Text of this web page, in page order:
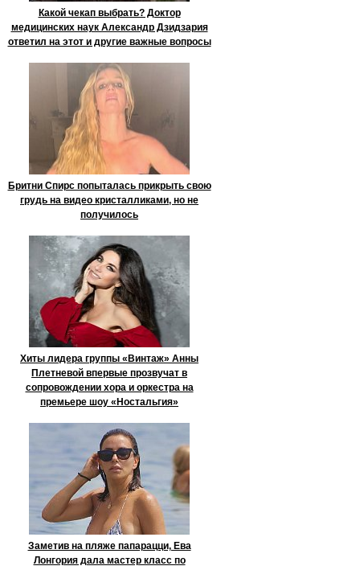
Какой чекап выбрать? Доктор
медицинских наук Александр Дзидзария
ответил на этот и другие важные вопросы
Бритни Спирс попыталась прикрыть свою
грудь на видео кристалликами, но не
получилось
Хиты лидера группы «Винтаж» Анны
Плетневой впервые прозвучат в
сопровождении хора и оркестра на
премьере шоу «Ностальгия»
Заметив на пляже папарацци, Ева
Лонгория дала мастер класс по